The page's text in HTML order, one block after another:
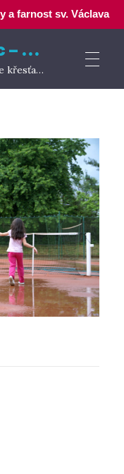
a farnost sv. Václava
ŘK farnost Olomouc – Hodolany
Farní kostel Panny Marie Pomocnice křesťanů